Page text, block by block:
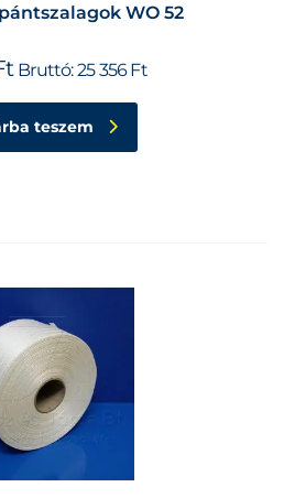
WO 52
Bruttó:25 356Ft
teszem